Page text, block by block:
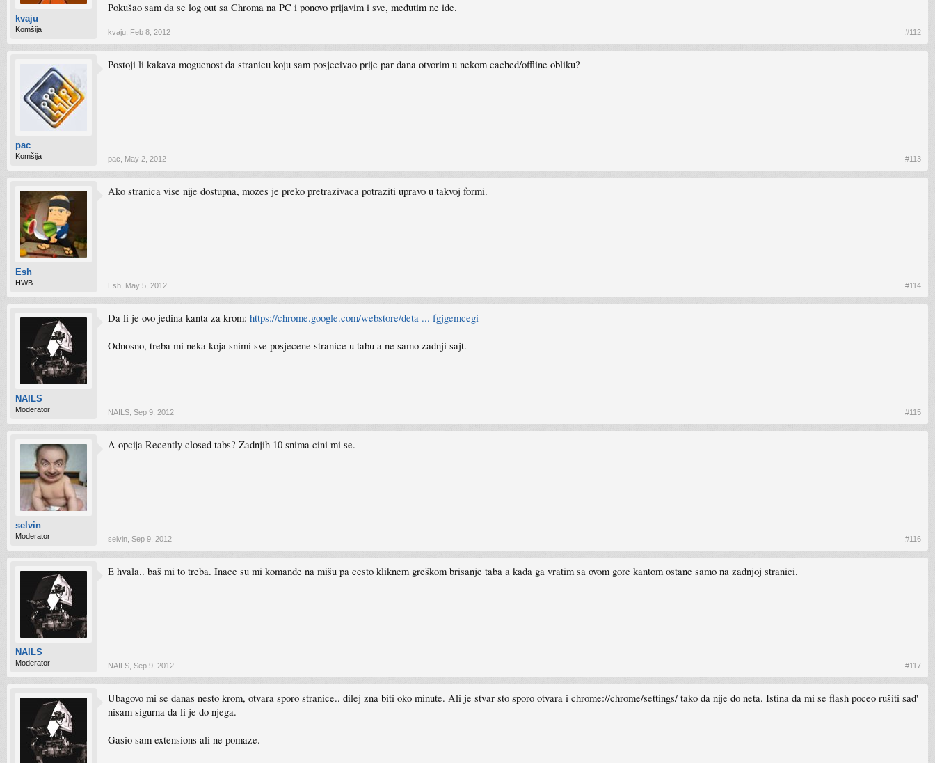
kvaju
Komšija
Pokušao sam da se log out sa Chroma na PC i ponovo prijavim i sve, međutim ne ide.
kvaju Feb 8, 2012 #112
pac
Komšija
Postoji li kakava mogucnost da stranicu koju sam posjecivao prije par dana otvorim u nekom cached/offline obliku?
pac May 2, 2012 #113
Esh
HWB
Ako stranica vise nije dostupna, mozes je preko pretrazivaca potraziti upravo u takvoj formi.
Esh May 5, 2012 #114
NAILS
Moderator
Da li je ovo jedina kanta za krom: https://chrome.google.com/webstore/deta ... fgjgemcegi
Odnosno, treba mi neka koja snimi sve posjecene stranice u tabu a ne samo zadnji sajt.
NAILS Sep 9, 2012 #115
selvin
Moderator
A opcija Recently closed tabs? Zadnjih 10 snima cini mi se.
selvin Sep 9, 2012 #116
NAILS
Moderator
E hvala.. baš mi to treba. Inace su mi komande na mišu pa cesto kliknem greškom brisanje taba a kada ga vratim sa ovom gore kantom ostane samo na zadnjoj stranici.
NAILS Sep 9, 2012 #117
Ubagovo mi se danas nesto krom, otvara sporo stranice.. dilej zna biti oko minute. Ali je stvar sto sporo otvara i chrome://chrome/settings/ tako da nije do neta. Istina da mi se flash poceo rušiti sad'
nisam sigurna da li je do njega.
Gasio sam extensions ali ne pomaze.